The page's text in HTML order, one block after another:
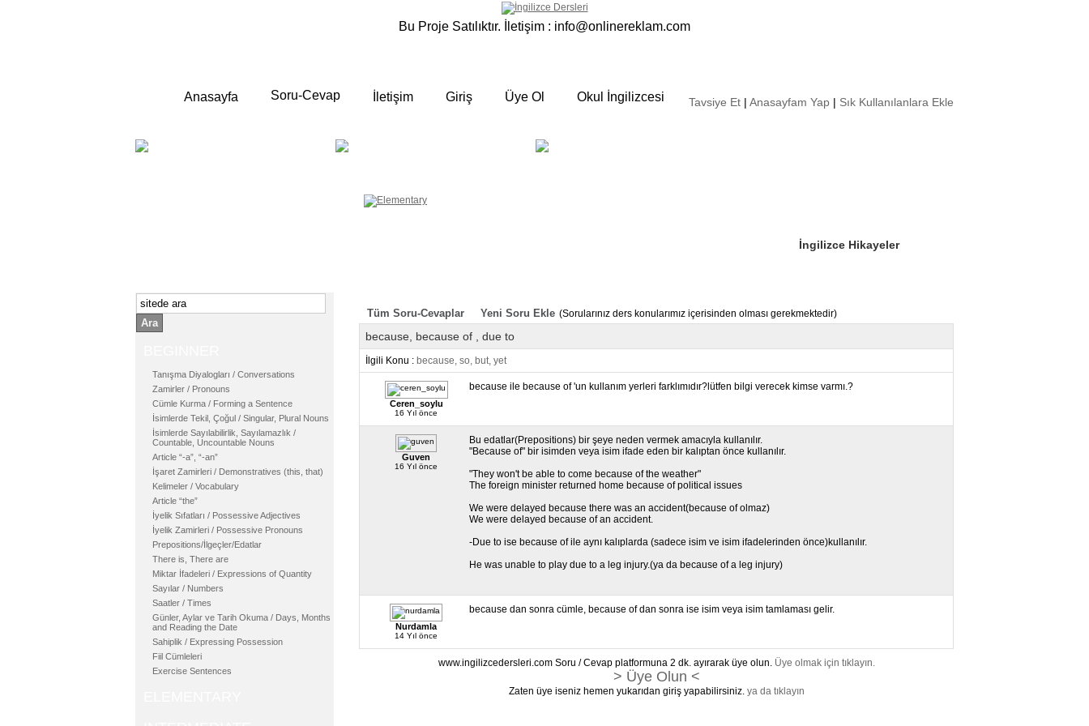
Bu Proje Satılıktır. İletişim : info@onlinereklam.com
Anasayfa Soru-Cevap İletişim Giriş Üye Ol Okul İngilizcesi Tavsiye Et | Anasayfam Yap | Sık Kullanılanlara Ekle
İngilizce Hikayeler
Ara
Tanışma Diyalogları / Conversations
Zamirler / Pronouns
Cümle Kurma / Forming a Sentence
İsimlerde Tekil, Çoğul / Singular, Plural Nouns
İsimlerde Sayılabilirlik, Sayılamazlık /
Countable, Uncountable Nouns
Article “-a”, “-an”
İşaret Zamirleri / Demonstratives (this, that)
Kelimeler / Vocabulary
Article “the”
İyelik Sıfatları / Possessive Adjectives
İyelik Zamirleri / Possessive Pronouns
Prepositions/İlgeçler/Edatlar
There is, There are
Miktar İfadeleri / Expressions of Quantity
Sayılar / Numbers
Saatler / Times
Günler, Aylar ve Tarih Okuma / Days, Months
and Reading the Date
Sahiplik / Expressing Possession
Fiil Cümleleri
Exercise Sentences
Tüm Soru-Cevaplar Yeni Soru Ekle (Sorularınız ders konularımız içerisinden olması gerekmektedir)
because, because of , due to
İlgili Konu : because, so, but, yet
Ceren_soylu
16 Yıl önce
because ile because of 'un kullanım yerleri farklımıdır?lütfen bilgi verecek kimse varmı.?
Guven
16 Yıl önce
Bu edatlar(Prepositions) bir şeye neden vermek amacıyla kullanılır.
"Because of" bir isimden veya isim ifade eden bir kalıptan önce kullanılır.
"They won't be able to come because of the weather"
The foreign minister returned home because of political issues
We were delayed because there was an accident(because of olmaz)
We were delayed because of an accident.
-Due to ise because of ile aynı kalıplarda (sadece isim ve isim ifadelerinden önce)kullanılır.
He was unable to play due to a leg injury.(ya da because of a leg injury)
Nurdamla
14 Yıl önce
because dan sonra cümle, because of dan sonra ise isim veya isim tamlaması gelir.
www.ingilizcedersleri.com Soru / Cevap platformuna 2 dk. ayırarak üye olun. Üye olmak için tıklayın.
> Üye Olun <
Zaten üye iseniz hemen yukarıdan giriş yapabilirsiniz. ya da tıklayın